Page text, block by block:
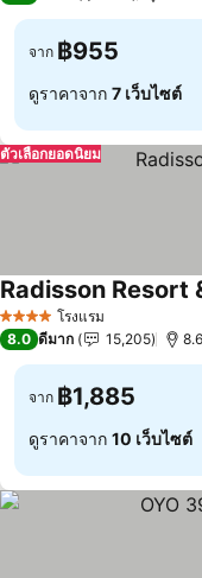
จาก ฿955
ดูราคาจาก 7 เว็บไซต์
ตัวเลือกยอดนิยม
4 ดาว โรงแรม
Radisson Resort
8.0 ดีมาก 15,205
จาก ฿1,885
ดูราคาจาก 10 เว็บไซต์